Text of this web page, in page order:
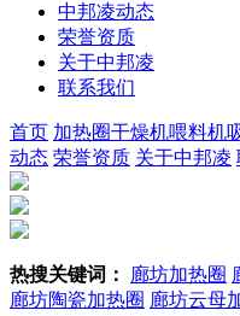
中邦凌动态
荣誉资质
关于中邦凌
联系我们
首页 加热圈干燥机喂料机
动态 荣誉资质 关于中邦凌
热搜关键词： 廊坊加热圈
廊坊陶瓷加热圈 廊坊云母